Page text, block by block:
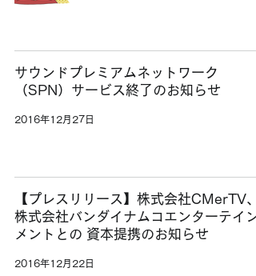
サウンドプレミアムネットワーク
（SPN）サービス終了のお知らせ
2016年12月27日
【プレスリリース】株式会社CMerTV、
株式会社バンダイナムコエンターテイン
メントとの 資本提携のお知らせ
2016年12月22日